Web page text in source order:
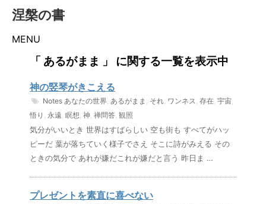
涅槃の書
MENU
「 あるがまま 」 に関する一覧を表示中
神の竪琴がきこえる
Notes あなたの世界, あるがまま , それ, ワンネス, 存在, 宇宙,
悟り , 永遠, 瞑想, 神, 禅問答, 観照
気分がいいとき 世界はすばらしい 空も街も すべてがハッ
ピーだ 葉が落ちていく様子でさえ そこに詩がみえる その
ときの気分で あれが嫌だこれが嫌だと言う 昨日ま …
プレゼントを素直に喜べない